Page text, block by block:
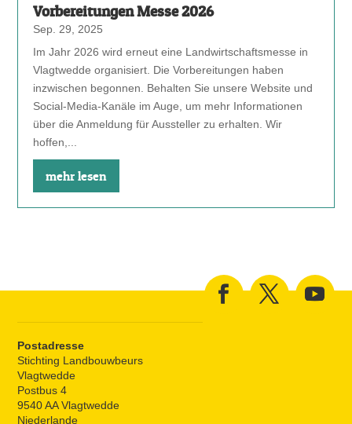
Vorbereitungen Messe 2026
Sep. 29, 2025
Im Jahr 2026 wird erneut eine Landwirtschaftsmesse in
Vlagtwedde organisiert. Die Vorbereitungen haben
inzwischen begonnen. Behalten Sie unsere Website und
Social-Media-Kanäle im Auge, um mehr Informationen
über die Anmeldung für Aussteller zu erhalten. Wir
hoffen,...
mehr lesen
Postadresse
Stichting Landbouwbeurs
Vlagtwedde
Postbus 4
9540 AA Vlagtwedde
Niederlande